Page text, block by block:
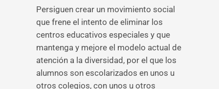
Persiguen crear un movimiento social
que frene el intento de eliminar los
centros educativos especiales y que
mantenga y mejore el modelo actual de
atención a la diversidad, por el que los
alumnos son escolarizados en unos u
otros colegios, con unos u otros